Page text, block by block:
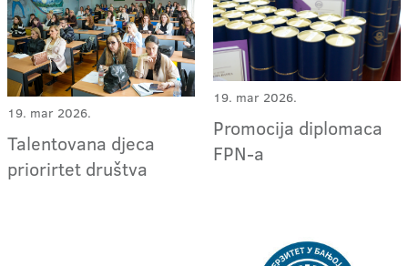
19. mar 2026.
Talentovana djeca
priorirtet društva
19. mar 2026.
Promocija diplomaca
FPN-a